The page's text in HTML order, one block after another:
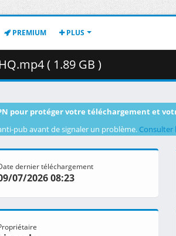
PREMIUM PLUS
( 1.89 GB )
pour protéger votre téléchargement et
pub avant de signaler un problème. Consulter
dernier téléchargement
07/2026 08:23